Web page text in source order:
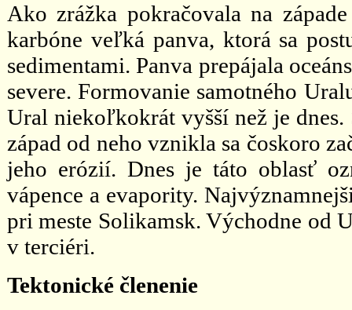
Ako zrážka pokračovala na
karbóne veľká panva, ktorá sa
sedimentami. Panva prepájala
severe. Formovanie samotného
Ural niekoľkokrát vyšší než je dnes.
západ od neho vznikla sa čoskoro
jeho erózií. Dnes je táto oblasť
vápence a evapority.
pri meste Solikamsk. Východne od
v terciéri.
Tektonické členenie